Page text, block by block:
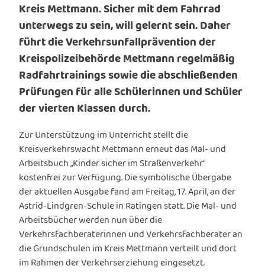
Kreis Mettmann. Sicher mit dem Fahrrad
unterwegs zu sein, will gelernt sein. Daher
führt die Verkehrsunfallprävention der
Kreispolizeibehörde Mettmann regelmäßig
Radfahrtrainings sowie die abschließenden
Prüfungen für alle Schülerinnen und Schüler
der vierten Klassen durch.
Zur Unterstützung im Unterricht stellt die
Kreisverkehrswacht Mettmann erneut das Mal- und
Arbeitsbuch „Kinder sicher im Straßenverkehr“
kostenfrei zur Verfügung. Die symbolische Übergabe
der aktuellen Ausgabe fand am Freitag, 17. April, an der
Astrid-Lindgren-Schule in Ratingen statt. Die Mal- und
Arbeitsbücher werden nun über die
Verkehrsfachberaterinnen und Verkehrsfachberater an
die Grundschulen im Kreis Mettmann verteilt und dort
im Rahmen der Verkehrserziehung eingesetzt.